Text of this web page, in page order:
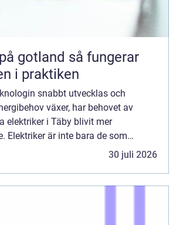
så fungerar
i praktiken
snabbt utvecklas och
växer, har behovet av
elektriker i Täby blivit mer
Elektriker är inte bara de som
de är nyckeln ...
30 juli 2026